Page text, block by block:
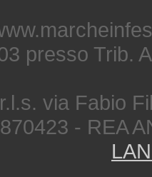
presso Trib.
via Fabio
- REA